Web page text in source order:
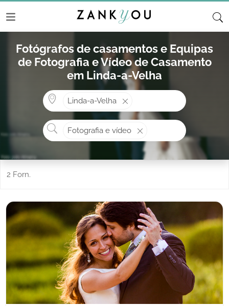
Fotógrafos de casamentos e Equipas
de Fotografia e Vídeo de Casamento
em Linda-a-Velha
Linda-a-Velha
O que procura?
Fotografia e vídeo
2 Forn.